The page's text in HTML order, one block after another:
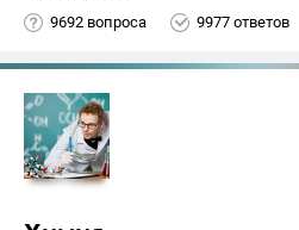
9692 вопроса 9977 ответов